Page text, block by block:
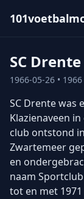
SC Drente
1966-05-26 • 1966
SC Drente was
Klazienaveen
club ontstond
Zwartemeer
en
naam
tot en met